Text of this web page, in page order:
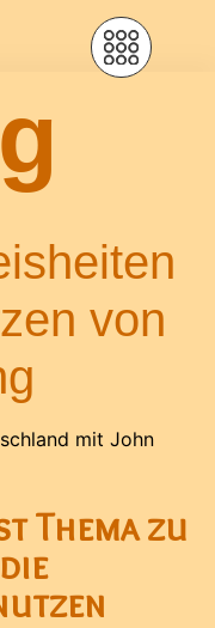
von
Thema zu